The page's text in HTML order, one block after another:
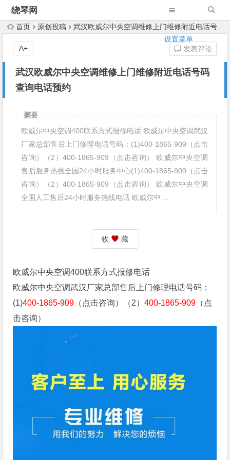
绕琴网
设置菜单
首页 原创投稿 武汉欧威尔中央空调维修上门维修附近电话号码查询电话预约
武汉欧威尔中央空调维修上门维修附近电话号码
查询电话预约
发表评论
A+
摘要
欧威尔中央空调400联系方式报修电话 欧威尔中央空调武汉
厂家总部售后上门修理电话号码：(1)400-1865-909（点击
咨询）（2）400-1865-909（点击咨询） 欧威尔中央空调
售后服务热线全国24小时服务中心(1)400-1865-909（点击
咨询）（2）400-1865-909（点击咨询） 欧威尔中央空调
全国人工售后24小时服务热线电话 欧威尔中…
收 藏
欧威尔中央空调400联系方式报修电话
欧威尔中央空调武汉厂家总部售后上门修理电话号码：
(1)400-1865-909 （点击咨询）（2）400-1865-909 （点
击咨询）